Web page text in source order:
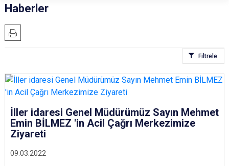
Haberler
Filtrele
09.03.2022
İller idaresi Genel Müdürümüz Sayın Mehmet
Emin BİLMEZ 'in Acil Çağrı Merkezimize
Ziyareti